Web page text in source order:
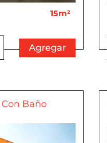
15m²
Agregar
Baño